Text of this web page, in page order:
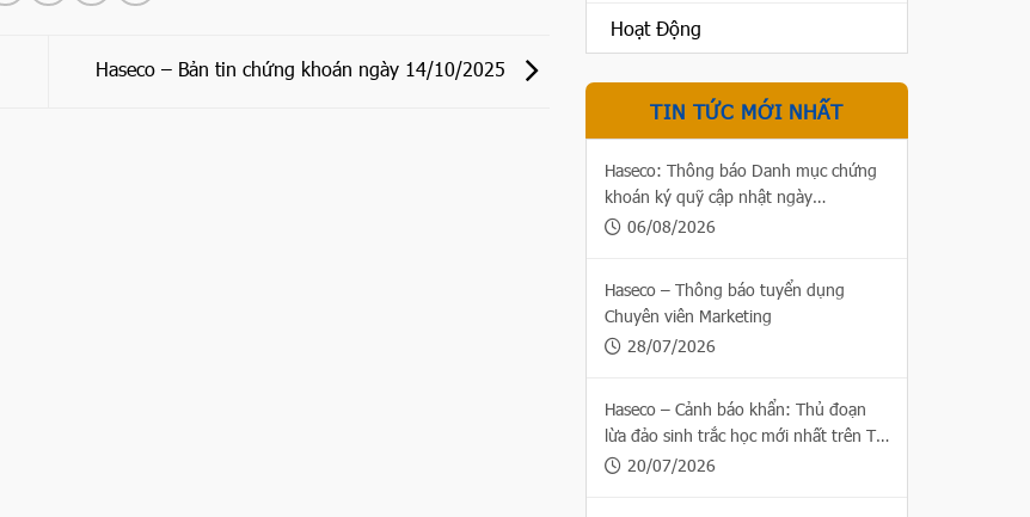
Haseco – Bản tin chứng khoán ngày 14/10/2025
Hoạt Động
TIN TỨC MỚI NHẤT
Haseco: Thông báo Danh mục chứng
khoán ký quỹ cập nhật ngày
06/08/2026
06/08/2026
Haseco – Thông báo tuyển dụng
Chuyên viên Marketing
28/07/2026
Haseco – Cảnh báo khẩn: Thủ đoạn
lừa đảo sinh trắc học mới nhất trên Thị
trường chứng khoán
20/07/2026